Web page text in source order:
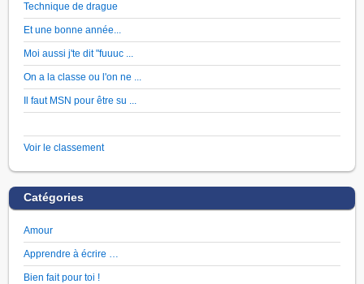
Technique de drague
Et une bonne année...
Moi aussi j'te dit "fuuuc ...
On a la classe ou l'on ne ...
Il faut MSN pour être su ...
Voir le classement
Catégories
Amour
Apprendre à écrire …
Bien fait pour toi !